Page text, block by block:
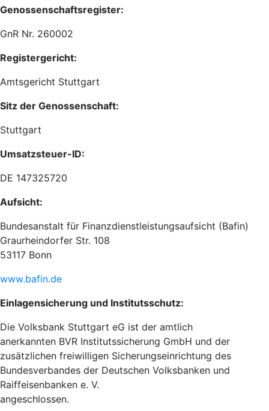
Genossenschaftsregister:
GnR Nr. 260002
Registergericht:
Amtsgericht Stuttgart
Sitz der Genossenschaft:
Stuttgart
Umsatzsteuer-ID:
DE 147325720
Aufsicht:
Bundesanstalt für Finanzdienstleistungsaufsicht (Bafin)
Graurheindorfer Str. 108
53117 Bonn
www.bafin.de
Einlagensicherung und Institutsschutz:
Die Volksbank Stuttgart eG ist der amtlich
anerkannten BVR Institutssicherung GmbH und der
zusätzlichen freiwilligen Sicherungseinrichtung des
Bundesverbandes der Deutschen Volksbanken und
Raiffeisenbanken e. V.
angeschlossen.